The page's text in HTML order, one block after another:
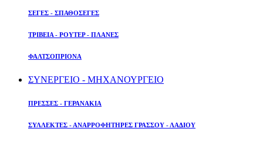
ΣΕΓΕΣ - ΣΠΑΘΟΣΕΓΕΣ
ΤΡΙΒΕΙΑ - ΡΟΥΤΕΡ - ΠΛΑΝΕΣ
ΦΑΛΤΣΟΠΡΙΟΝΑ
ΣΥΝΕΡΓΕΙΟ - ΜΗΧΑΝΟΥΡΓΕΙΟ
ΠΡΕΣΣΕΣ - ΓΕΡΑΝΑΚΙΑ
ΣΥΛΛΕΚΤΕΣ - ΑΝΑΡΡΟΦΗΤΗΡΕΣ ΓΡΑΣΣΟΥ - ΛΑΔΙΟΥ